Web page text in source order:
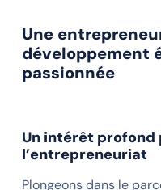
Une
développement
passionnée
Un intérêt profond
l’entrepreneuriat
Plongeons dans le